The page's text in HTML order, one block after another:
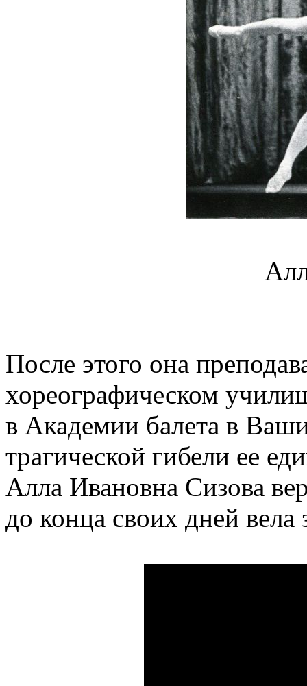
После этого она
хореографическом
в Академии балета в
трагической гибели ее
Алла Ивановна Сизова
до конца своих дней